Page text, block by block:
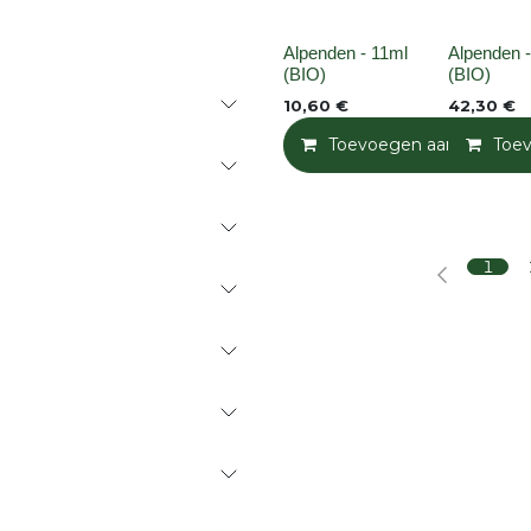
None
Alpenden - 11ml
(BIO)
10,60 €
Toevoegen aan
None
Alpenden
(BIO)
42,30 €
1